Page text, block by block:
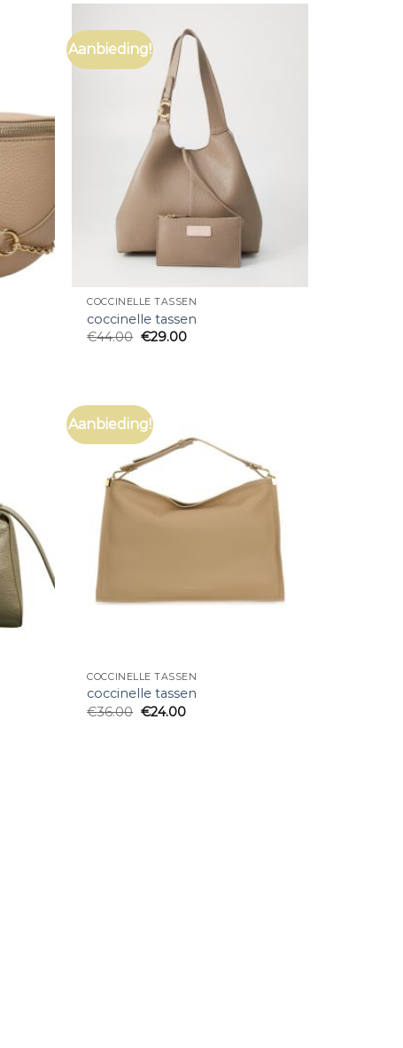
Aanbieding!
COCCINELLE TASSEN
coccinelle tassen
€44.00 €29.00
Aanbieding!
COCCINELLE TASSEN
coccinelle tassen
€36.00 €24.00